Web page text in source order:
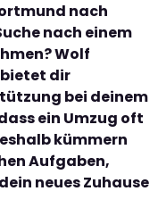
nach
nach einem
Wolf
dir
bei deinem
ein Umzug oft
kümmern
Aufgaben,
neues Zuhause